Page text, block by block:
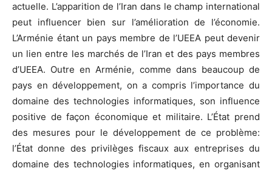
actuelle. L’apparition de l’Iran dans le champ international
peut influencer bien sur l’amélioration de l’économie.
L’Arménie étant un pays membre de l’UEEA peut devenir
un lien entre les marchés de l’Iran et des pays membres
d’UEEA. Outre en Arménie, comme dans beaucoup de
pays en développement, on a compris l’importance du
domaine des technologies informatiques, son influence
positive de façon économique et militaire. L’État prend
des mesures pour le développement de ce problème:
l’État donne des privilèges fiscaux aux entreprises du
domaine des technologies informatiques, en organisant